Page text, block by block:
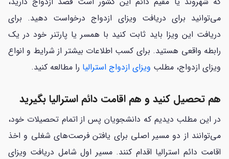
می‌توانید برای دریافت ویزای ازدواج درخواست دهید. برای
دریافت این ویزا باید ثابت کنید با همسر یا پارتنر خود در یک
رابطه واقعی هستید. برای کسب اطلاعات بیشتر از شرایط و انواع
ویزای ازدواج، مطلب ویزای ازدواج استرالیا را مطالعه کنید.
هم تحصیل کنید و هم اقامت دائم استرالیا بگیرید
در این مطلب دیدیم که دانشجویان پس از اتمام تحصیلات خود،
می‌توانند از دو مسیر اصلی برای یافتن فرصت‌های شغلی و اخذ
اقامت دائم استرالیا اقدام کنند. مسیر اول شامل دریافت ویزای